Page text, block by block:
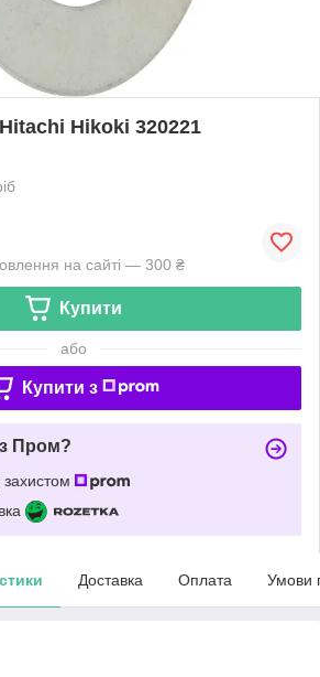
Hikoki 320221
на сайті — 300 ₴
Купити
або
Купити з
Пром?
Доставка Оплата Умови